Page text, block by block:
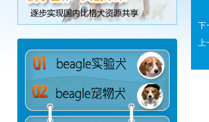
下
上